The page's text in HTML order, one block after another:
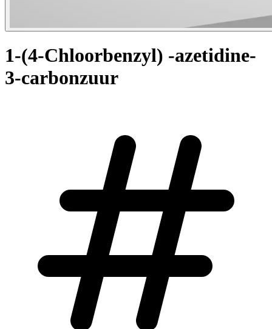
1-(4-Chloorbenzyl) -azetidine-
3-carbonzuur